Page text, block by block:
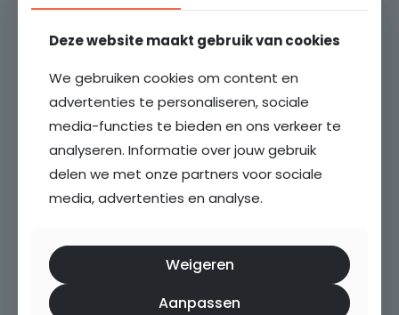
De ultieme gids voor
woninginspecties: wat moet
je weten?
Deze website maakt gebruik van cookies
We gebruiken cookies om content en
advertenties te personaliseren, sociale
media-functies te bieden en ons verkeer te
analyseren. Informatie over jouw gebruik
delen we met onze partners voor sociale
media, advertenties en analyse.
Weigeren
Aanpassen